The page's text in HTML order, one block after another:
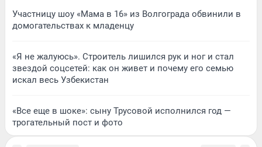
Участницу шоу «Мама в 16» из Волгограда обвинили в
домогательствах к младенцу
«Я не жалуюсь». Строитель лишился рук и ног и стал
звездой соцсетей: как он живет и почему его семью
искал весь Узбекистан
«Все еще в шоке»: сыну Трусовой исполнился год —
трогательный пост и фото